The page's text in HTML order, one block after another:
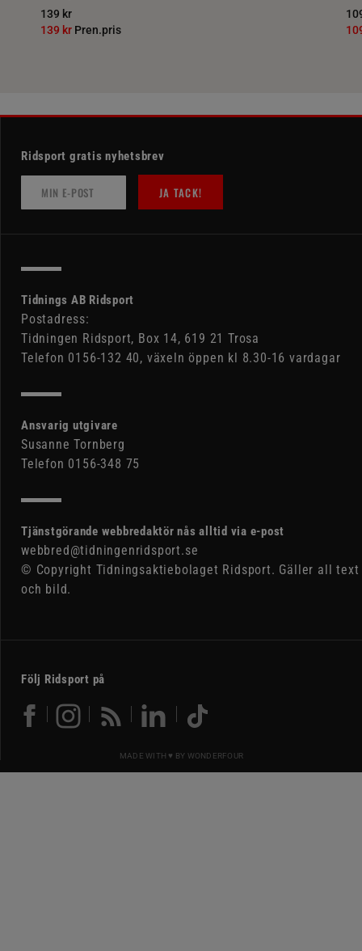
139 kr
139 kr Pren.pris
Ridsport gratis nyhetsbrev
JA TACK!
Tidnings AB Ridsport
Postadress:
Tidningen Ridsport, Box 14, 619 21 Trosa
Telefon 0156-132 40, växeln öppen kl 8.30-16 vardagar
Ansvarig utgivare
Susanne Tornberg
Telefon 0156-348 75
Tjänstgörande webbredaktör nås alltid via e-post
webbred@tidningenridsport.se
© Copyright Tidningsaktiebolaget Ridsport. Gäller all text
och bild.
Följ Ridsport på
MADE WITH ♥ BY WONDERFOUR